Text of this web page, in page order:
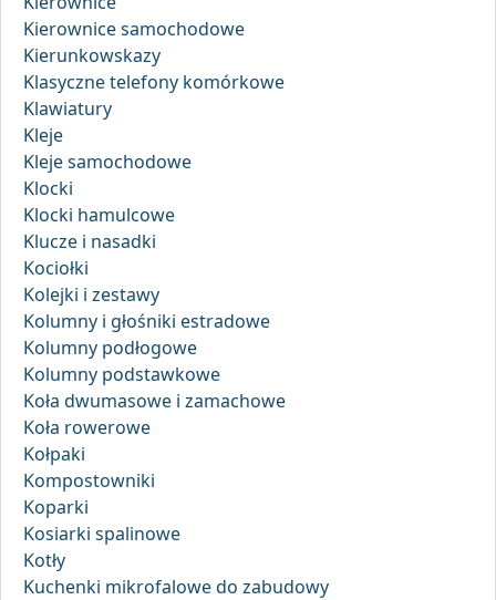
Kierownice samochodowe
Kierunkowskazy
Klasyczne telefony komórkowe
Klawiatury
Kleje
Kleje samochodowe
Klocki
Klocki hamulcowe
Klucze i nasadki
Kociołki
Kolejki i zestawy
Kolumny i głośniki estradowe
Kolumny podłogowe
Kolumny podstawkowe
Koła dwumasowe i zamachowe
Koła rowerowe
Kołpaki
Kompostowniki
Koparki
Kosiarki spalinowe
Kotły
Kuchenki mikrofalowe do zabudowy